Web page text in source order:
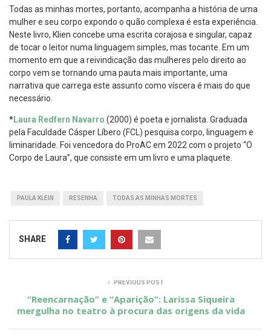
Todas as minhas mortes, portanto, acompanha a história de uma
mulher e seu corpo expondo o quão complexa é esta experiência.
Neste livro, Klien concebe uma escrita corajosa e singular, capaz
de tocar o leitor numa linguagem simples, mas tocante. Em um
momento em que a reivindicação das mulheres pelo direito ao
corpo vem se tornando uma pauta mais importante, uma
narrativa que carrega este assunto como víscera é mais do que
necessário.
*Laura Redfern Navarro (2000) é poeta e jornalista. Graduada
pela Faculdade Cásper Líbero (FCL) pesquisa corpo, linguagem e
liminaridade. Foi vencedora do ProAC em 2022 com o projeto “O
Corpo de Laura”, que consiste em um livro e uma plaquete.
PAULA KLEIN RESENHA TODAS AS MINHAS MORTES
SHARE
PREVIOUS POST
“Reencarnação” e “Aparição”: Larissa Siqueira
mergulha no teatro à procura das origens da vida